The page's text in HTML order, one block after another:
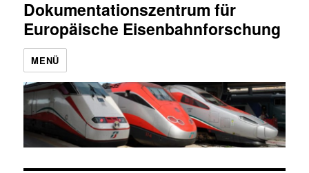
Dokumentationszentrum für
Europäische Eisenbahnforschung
MENÜ